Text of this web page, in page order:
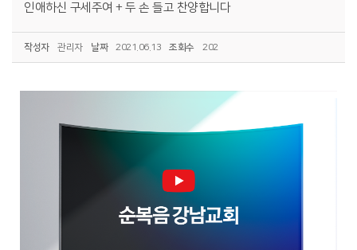
인애하신 구세주여 + 두 손 들고 찬양합니다
작성자 관리자 날짜 2021.06.13 조회수 202